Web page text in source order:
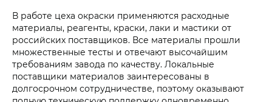
В работе цеха окраски применяются расходные
материалы, реагенты, краски, лаки и мастики от
российских поставщиков. Все материалы прошли
множественные тесты и отвечают высочайшим
требованиям завода по качеству. Локальные
поставщики материалов заинтересованы в
долгосрочном сотрудничестве, поэтому оказывают